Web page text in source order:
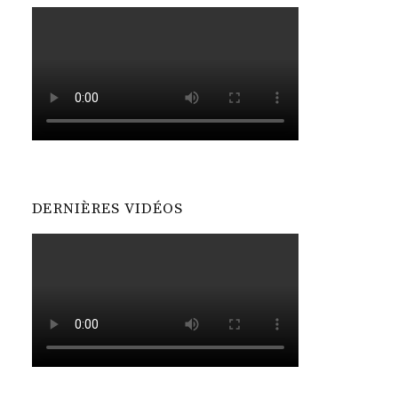
DERNIÈRES VIDÉOS